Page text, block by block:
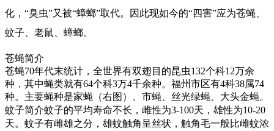
化，“臭虫”又被“蟑螂”取代。因此现如今的“四害”应为苍蝇、
蚊子、老鼠、蟑螂。
苍蝇简介
苍蝇70年代末统计，全世界有双翅目的昆虫132个科12万余
种，其中蝇类就有64个科3万4千余种。福州市区有4科38属74
种。主要蝇种是家蝇（右图）、市蝇、丝光绿蝇、大头金蝇。
蚊子简介蚊子的平均寿命不长，雌性为3-100天，雄性为10-20
天。蚊子有雌雄之分，雄蚊触角呈丝状，触角毛一般比雌蚊浓